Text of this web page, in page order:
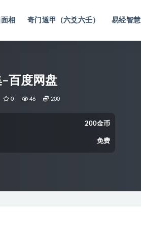
相 奇门遁甲（六爻六壬） 易经智慧
百度网盘
0 46 200
200金币
免费